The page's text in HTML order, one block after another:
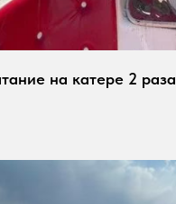
на катере 2 раза